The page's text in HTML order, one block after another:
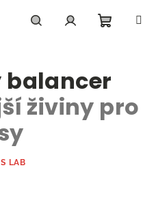
košík
balancer
živiny pro
LAB